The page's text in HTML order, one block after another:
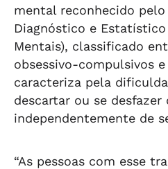
mental reconhecido pelo
Diagnóstico e
Mentais), classificado
obsessivo-compulsivos
caracteriza pela
descartar ou se desfazer
independentemente de
“As pessoas com esse